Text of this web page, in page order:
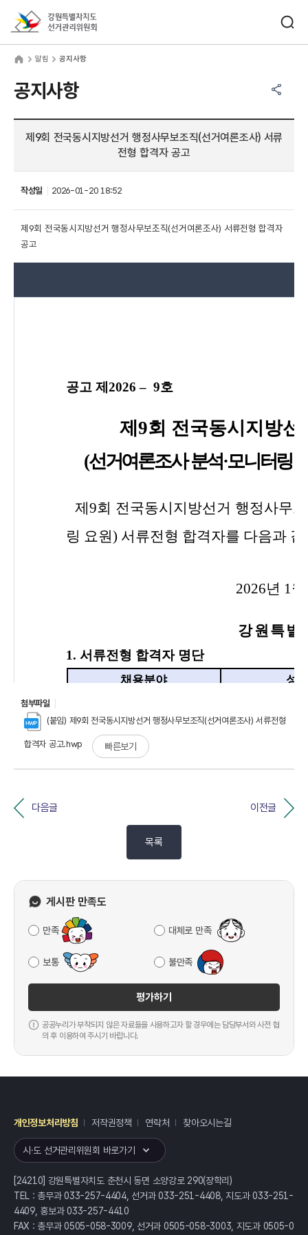
알림 공지사항
공지사항
제9회 전국동시지방선거 행정사무보조직(선거여론조사) 서류
전형 합격자 공고
작성일 2026-01-20 18:52
제9회 전국동시지방선거 행정사무보조직(선거여론조사) 서류전형 합격자
공고
첨부파일
(붙임) 제9회 전국동시지방선거 행정사무보조직(선거여론조사) 서류전형
합격자 공고.hwp 빠른보기
다음글 이전글
목록
게시판 만족도
만족 대체로 만족
보통 불만족
평가하기
공공누리가 부착되지 않은 자료들을 사용하고자 할 경우에는 담당부서와 사전 협
의 후 이용하여 주시기 바랍니다.
개인정보처리방침 저작권정책 연락처 찾아오시는길
시·도 선거관리위원회 바로가기
[24210] 강원특별자치도 춘천시 동면 소양강로 290(장학리)
TEL : 총무과 033-257-4404, 선거과 033-251-4408, 지도과 033-251-
4409, 홍보과 033-257-4410
FAX : 총무과 0505-058-3009, 선거과 0505-058-3003, 지도과 0505-0